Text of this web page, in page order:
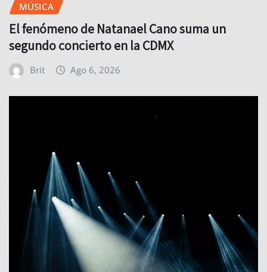
MÚSICA
El fenómeno de Natanael Cano suma un
segundo concierto en la CDMX
Brit Ago 6, 2026